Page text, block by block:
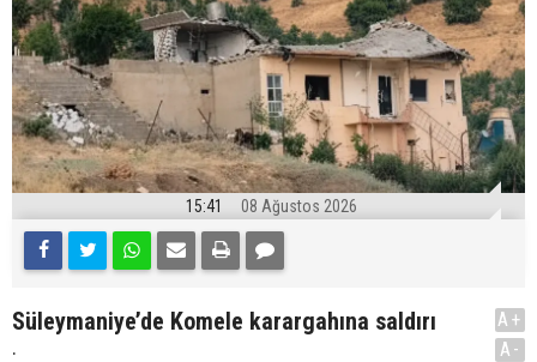
15:41 08 Ağustos 2026
Süleymaniye’de Komele karargahına saldırı
.
A+
A-